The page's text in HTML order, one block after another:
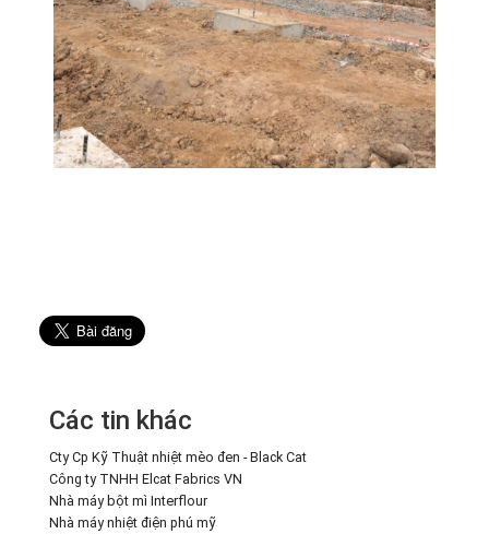
Các tin khác
Cty Cp Kỹ Thuật nhiệt mèo đen - Black Cat
Công ty TNHH Elcat Fabrics VN
Nhà máy bột mì Interflour
Nhà máy nhiệt điện phú mỹ